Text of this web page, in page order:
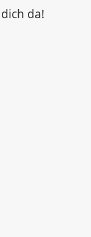
da!